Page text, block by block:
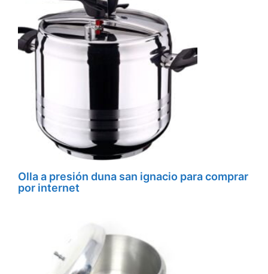
Olla a presión duna san ignacio para comprar
por internet